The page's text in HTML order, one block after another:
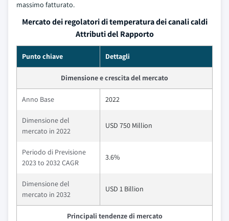
massimo fatturato.
Mercato dei regolatori di temperatura dei canali caldi
Attributi del Rapporto
Punto chiave Dettagli
Dimensione e crescita del mercato
Anno Base 2022
Dimensione del
mercato in 2022
USD 750 Million
Periodo di Previsione
2023 to 2032 CAGR
3.6%
Dimensione del
mercato in 2032
USD 1 Billion
Principali tendenze di mercato